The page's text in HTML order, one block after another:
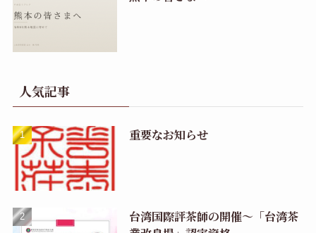
人気記事
重要なお知らせ
台湾国際評茶師の開催〜「台湾茶